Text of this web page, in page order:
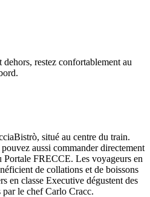
restez confortablement au
situé au centre du train.
aussi commander directement
FRECCE. Les voyageurs en
de collations et de boissons
en classe Executive dégustent des
par le chef Carlo Cracc.